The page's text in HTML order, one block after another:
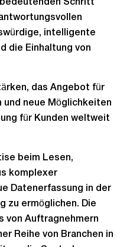
Schritt
intelligente
die Einhaltung von
das Angebot für
und neue Möglichkeiten
für Kunden weltweit
beim Lesen,
komplexer
Datenerfassung in der
zu ermöglichen. Die
von Auftragnehmern
Reihe von Branchen in